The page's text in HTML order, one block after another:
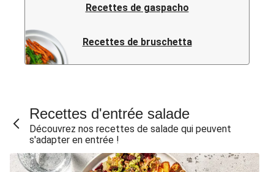
Recettes de gaspacho
Recettes de bruschetta
Recettes d'entrée salade
Découvrez nos recettes de salade qui peuvent
s'adapter en entrée !